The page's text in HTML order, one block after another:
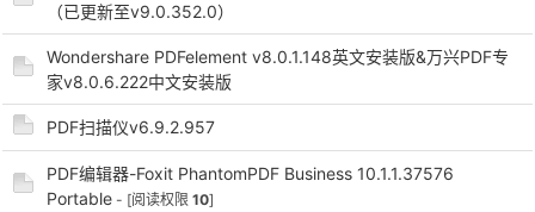
（已更新至v9.0.352.0）
Wondershare PDFelement v8.0.1.148英文安装版&万兴PDF专
家v8.0.6.222中文安装版
PDF扫描仪v6.9.2.957
PDF编辑器-Foxit PhantomPDF Business 10.1.1.37576
Portable - [阅读权限 10]